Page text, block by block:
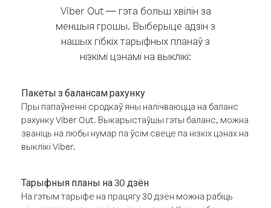
Viber Out — гэта больш хвілін за
меншыя грошы. Выберыце адзін з
нашых гібкіх тарыфных планаў з
нізкімі цэнамі на выклікі:
Пакеты з балансам рахунку
Пры папаўненні сродкаў яны налічваюцца на баланс
рахунку Viber Out. Выкарыстаўшы гэты баланс, можна
званіць на любы нумар па ўсім свеце па нізкіх цэнах на
выклікі Viber.
Тарыфныя планы на 30 дзён
На гэтым тарыфе на працягу 30 дзён можна рабіць